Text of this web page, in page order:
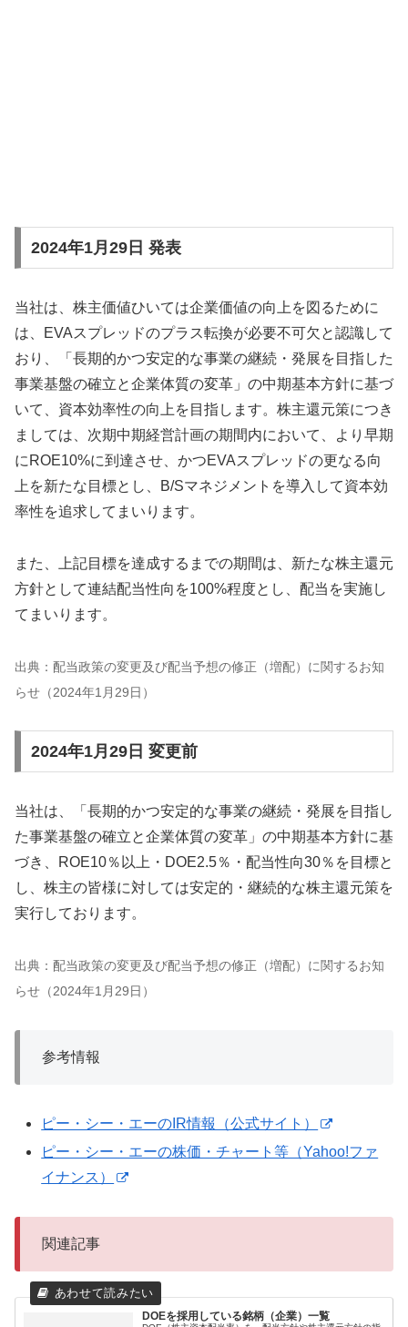
2024年1月29日 発表
当社は、株主価値ひいては企業価値の向上を図るために
は、EVAスプレッドのプラス転換が必要不可欠と認識して
おり、「長期的かつ安定的な事業の継続・発展を目指した
事業基盤の確立と企業体質の変革」の中期基本方針に基づ
いて、資本効率性の向上を目指します。株主還元策につき
ましては、次期中期経営計画の期間内において、より早期
にROE10%に到達させ、かつEVAスプレッドの更なる向
上を新たな目標とし、B/Sマネジメントを導入して資本効
率性を追求してまいります。
また、上記目標を達成するまでの期間は、新たな株主還元
方針として連結配当性向を100%程度とし、配当を実施し
てまいります。
出典：配当政策の変更及び配当予想の修正（増配）に関するお知
らせ（2024年1月29日）
2024年1月29日 変更前
当社は、「長期的かつ安定的な事業の継続・発展を目指し
た事業基盤の確立と企業体質の変革」の中期基本方針に基
づき、ROE10％以上・DOE2.5％・配当性向30％を目標と
し、株主の皆様に対しては安定的・継続的な株主還元策を
実行しております。
出典：配当政策の変更及び配当予想の修正（増配）に関するお知
らせ（2024年1月29日）
参考情報
ピー・シー・エーのIR情報（公式サイト）
ピー・シー・エーの株価・チャート等（Yahoo!ファ
イナンス）
関連記事
DOEを採用している銘柄（企業）一覧